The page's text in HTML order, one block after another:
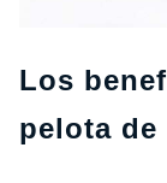
Los
pelota de